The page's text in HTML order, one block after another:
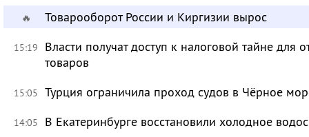
🔥 Товарооборот России и Киргизии вырос
15:19
Власти получат доступ к налоговой тайне для
товаров
15:05 Турция ограничила проход судов в Чёрное
14:05 В Екатеринбурге восстановили холодное